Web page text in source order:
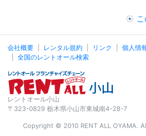
会社概要 レンタル規約 リンク
個人情
全国のレントオール検索
レントオール小山
〒323-0829 栃木県小山市東城南4-28-7
Copyright © 2010 RENT ALL OYAMA.